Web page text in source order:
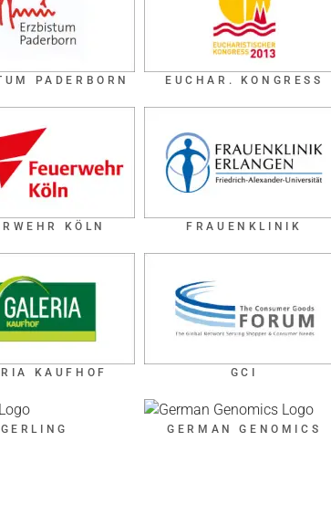
PADERBORN EUCHAR. KONGRESS
KÖLN FRAUENKLINIK
KAUFHOF GCI
GERLING GERMAN GENOMICS